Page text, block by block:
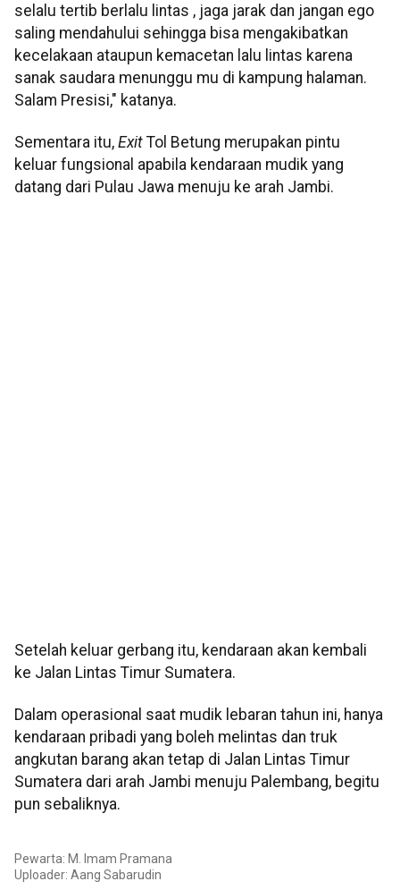
selalu tertib berlalu lintas , jaga jarak dan jangan ego
saling mendahului sehingga bisa mengakibatkan
kecelakaan ataupun kemacetan lalu lintas karena
sanak saudara menunggu mu di kampung halaman.
Salam Presisi," katanya.
Sementara itu, Exit Tol Betung merupakan pintu
keluar fungsional apabila kendaraan mudik yang
datang dari Pulau Jawa menuju ke arah Jambi.
Setelah keluar gerbang itu, kendaraan akan kembali
ke Jalan Lintas Timur Sumatera.
Dalam operasional saat mudik lebaran tahun ini, hanya
kendaraan pribadi yang boleh melintas dan truk
angkutan barang akan tetap di Jalan Lintas Timur
Sumatera dari arah Jambi menuju Palembang, begitu
pun sebaliknya.
Pewarta: M. Imam Pramana
Uploader: Aang Sabarudin